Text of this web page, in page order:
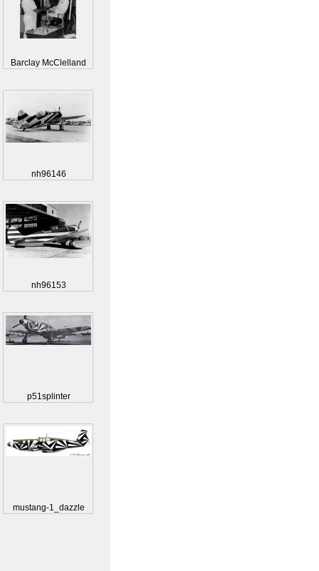
Barclay McClelland
nh96146
nh96153
p51splinter
mustang-1_dazzle